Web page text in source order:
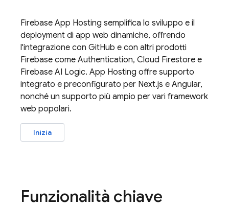
Firebase App Hosting semplifica lo sviluppo e il
deployment di app web dinamiche, offrendo
l'integrazione con GitHub e con altri prodotti
Firebase come Authentication, Cloud Firestore e
Firebase AI Logic. App Hosting offre supporto
integrato e preconfigurato per Next.js e Angular,
nonché un supporto più ampio per vari framework
web popolari.
Inizia
Funzionalità chiave